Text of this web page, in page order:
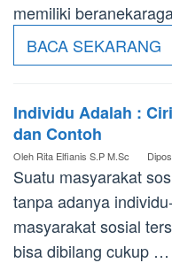
memiliki
BACA SEKARANG
Individu Adalah :
dan Contoh
Oleh Rita Elfianis S.P M.Sc
Suatu masyarakat
tanpa adanya
masyarakat sosial
bisa dibilang cukup …